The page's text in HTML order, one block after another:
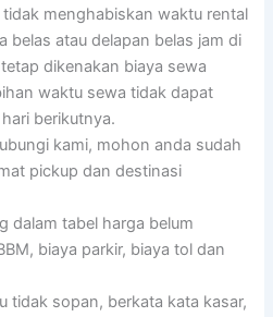
menghabiskan waktu rental
belas atau delapan belas jam di
dikenakan biaya sewa
waktu sewa tidak dapat
berikutnya.
kami, mohon anda sudah
pickup dan destinasi
dalam tabel harga belum
biaya parkir, biaya tol dan
tidak sopan, berkata kata kasar,